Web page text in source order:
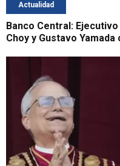
Actualidad
Banco Central:
Choy y Gustavo